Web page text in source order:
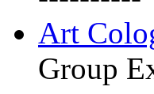
Art
Group